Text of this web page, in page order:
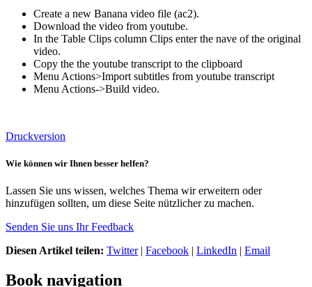
Create a new Banana video file (ac2).
Download the video from youtube.
In the Table Clips column Clips enter the nave of the original
video.
Copy the the youtube transcript to the clipboard
Menu Actions>Import subtitles from youtube transcript
Menu Actions->Build video.
Druckversion
Wie können wir Ihnen besser helfen?
Lassen Sie uns wissen, welches Thema wir erweitern oder
hinzufügen sollten, um diese Seite nützlicher zu machen.
Senden Sie uns Ihr Feedback
Diesen Artikel teilen: Twitter| Facebook | LinkedIn | Email
Book navigation